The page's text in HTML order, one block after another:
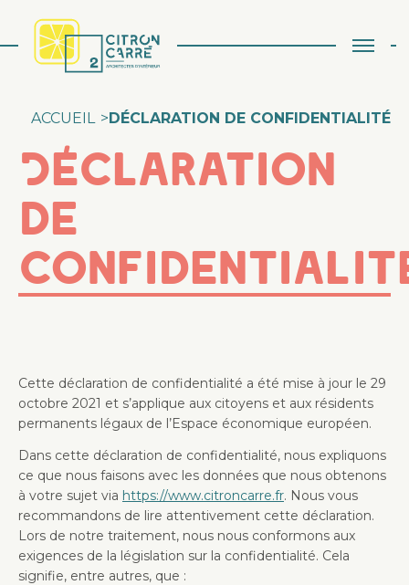
Aller au contenu
ACCUEIL >DÉCLARATION DE CONFIDENTIALITÉ
Déclaration
de
Cette déclaration de confidentialité a été mise à jour le 29
octobre 2021 et s’applique aux citoyens et aux résidents
permanents légaux de l’Espace économique européen.
Dans cette déclaration de confidentialité, nous expliquons
ce que nous faisons avec les données que nous obtenons
à votre sujet via https://www.citroncarre.fr. Nous vous
recommandons de lire attentivement cette déclaration.
Lors de notre traitement, nous nous conformons aux
exigences de la législation sur la confidentialité. Cela
signifie, entre autres, que :